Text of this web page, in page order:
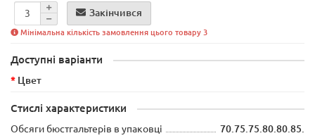
Закінчився
Мінімальна кількість замовлення цього товару 3
Доступні варіанти
Цвет
Стислі характеристики
Обсяги бюстгальтерів в упаковці
70.75.75.80.80.85.